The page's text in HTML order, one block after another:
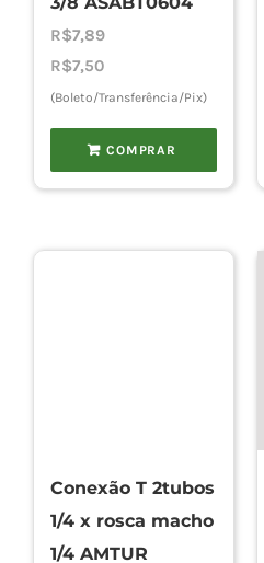
R$7,89
R$7,50
(Boleto/Transferência/Pix)
COMPRAR
Conexão T 2tubos
1/4 x rosca macho
1/4 AMTUR